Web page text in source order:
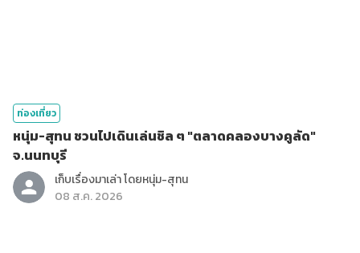
ท่องเที่ยว
หนุ่ม-สุทน ชวนไปเดินเล่นชิล ๆ "ตลาดคลองบางคูลัด"
จ.นนทบุรี
เก็บเรื่องมาเล่า โดยหนุ่ม-สุทน
08 ส.ค. 2026